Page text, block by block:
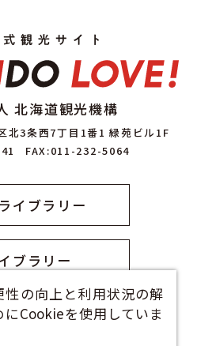
北海道観光機構
北3条西7丁目1番1 緑苑ビル1F
FAX:011-232-5064
イブラリー
ブラリー
の向上と利用状況の解
Cookieを使用していま